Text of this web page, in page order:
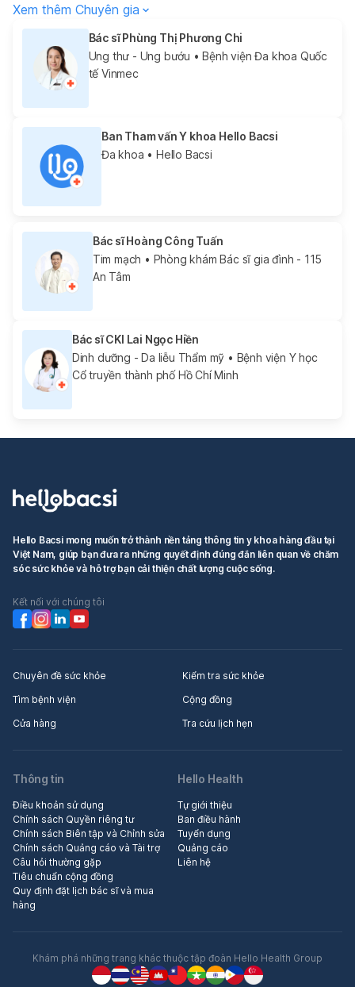
Xem thêm Chuyên gia
Bác sĩ Phùng Thị Phương Chi
Ung thư - Ung bướu • Bệnh viện Đa khoa Quốc
tế Vinmec
Ban Tham vấn Y khoa Hello Bacsi
Đa khoa • Hello Bacsi
Bác sĩ Hoàng Công Tuấn
Tim mạch • Phòng khám Bác sĩ gia đình - 115
An Tâm
Bác sĩ CKI Lai Ngọc Hiền
Dinh dưỡng - Da liễu Thẩm mỹ • Bệnh viện Y học
Cổ truyền thành phố Hồ Chí Minh
Hello Bacsi mong muốn trở thành nền tảng thông tin y khoa hàng đầu tại
Việt Nam, giúp bạn đưa ra những quyết định đúng đắn liên quan về chăm
sóc sức khỏe và hỗ trợ bạn cải thiện chất lượng cuộc sống.
Kết nối với chúng tôi
Chuyên đề sức khỏe
Kiểm tra sức khỏe
Tìm bệnh viện
Cộng đồng
Cửa hàng
Tra cứu lịch hẹn
Thông tin
Điều khoản sử dụng
Chính sách Quyền riêng tư
Chính sách Biên tập và Chỉnh sửa
Chính sách Quảng cáo và Tài trợ
Câu hỏi thường gặp
Tiêu chuẩn cộng đồng
Quy định đặt lịch bác sĩ và mua
hàng
Hello Health
Tự giới thiệu
Ban điều hành
Tuyển dụng
Quảng cáo
Liên hệ
Khám phá những trang khác thuộc tập đoàn Hello Health Group